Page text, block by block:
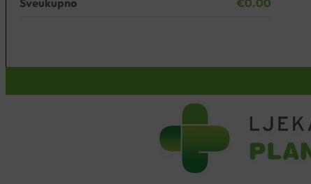
Nema proizvoda u košarici.